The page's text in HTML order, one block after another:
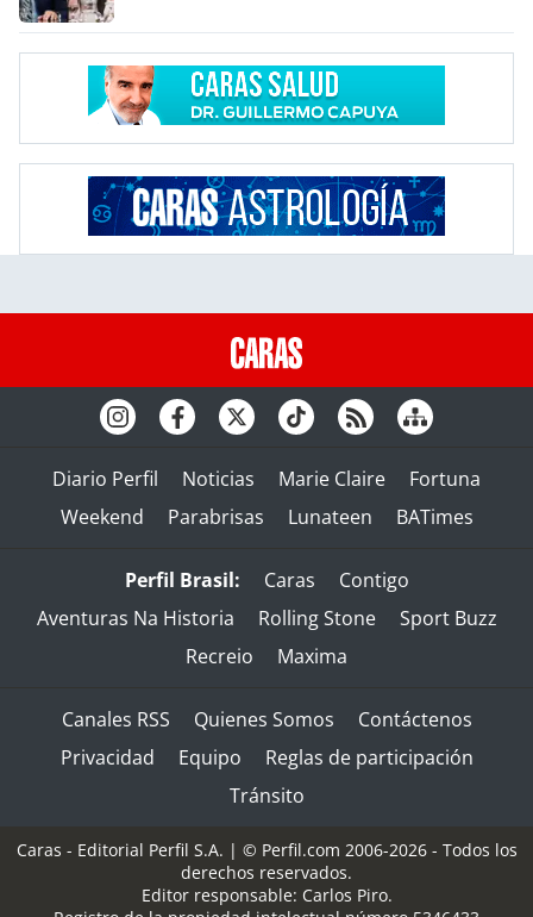
Diario Perfil Noticias Marie Claire
Fortuna
Weekend
Parabrisas Lunateen BATimes
Perfil Brasil: Caras
Contigo
Aventuras Na Historia
Rolling Stone
Sport Buzz
Recreio
Maxima
Canales RSS Quienes Somos
Contáctenos
Privacidad
Equipo
Reglas de participación
Tránsito
Caras - Editorial Perfil S.A. | © Perfil.com 2006-2026 - Todos los
derechos reservados.
Editor responsable: Carlos Piro.